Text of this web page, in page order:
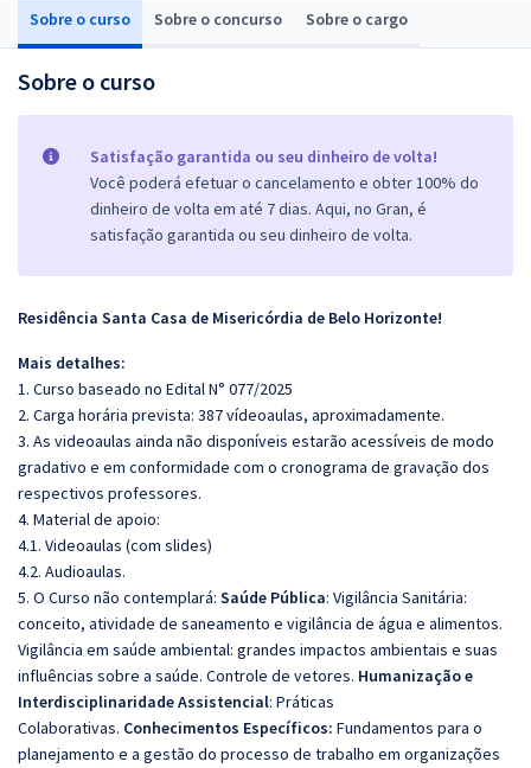
Sobre o curso Sobre o concurso Sobre o cargo
Sobre o curso
Satisfação garantida ou seu dinheiro de volta!
Você poderá efetuar o cancelamento e obter 100% do
dinheiro de volta em até 7 dias. Aqui, no Gran, é
satisfação garantida ou seu dinheiro de volta.
Residência Santa Casa de Misericórdia de Belo Horizonte!
Mais detalhes:
1. Curso baseado no Edital N° 077/2025
2. Carga horária prevista: 387 vídeoaulas, aproximadamente.
3. As videoaulas ainda não disponíveis estarão acessíveis de modo
gradativo e em conformidade com o cronograma de gravação dos
respectivos professores.
4. Material de apoio:
4.1. Videoaulas (com slides)
4.2. Audioaulas.
5. O Curso não contemplará: Saúde Pública: Vigilância Sanitária:
conceito, atividade de saneamento e vigilância de água e alimentos.
Vigilância em saúde ambiental: grandes impactos ambientais e suas
influências sobre a saúde. Controle de vetores. Humanização e
Interdisciplinaridade Assistencial: Práticas
Colaborativas. Conhecimentos Específicos: Fundamentos para o
planejamento e a gestão do processo de trabalho em organizações